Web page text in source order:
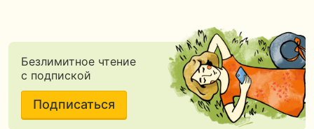
Безлимитное чтение
с подпиской
Подписаться